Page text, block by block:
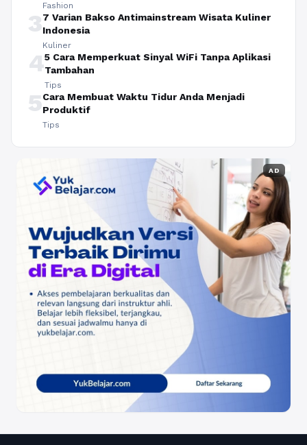
Fashion
37 Varian Bakso Antimainstream Wisata Kuliner
Indonesia
Kuliner
45 Cara Memperkuat Sinyal WiFi Tanpa Aplikasi
Tambahan
Tips
5Cara Membuat Waktu Tidur Anda Menjadi
Produktif
Tips
AD